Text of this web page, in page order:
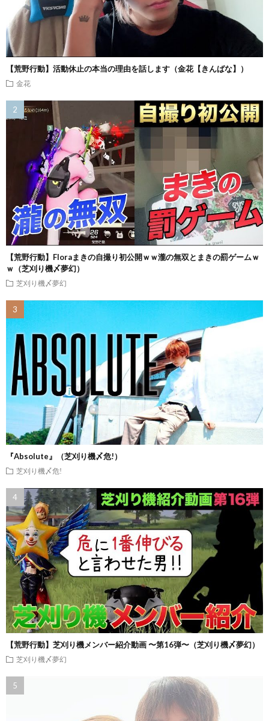
【荒野行動】活動休止の本当の理由を話します（金花【きんばな】）
金花
【荒野行動】Floraまきの自撮り初公開ｗｗ瀧の無双とまきの罰ゲームｗ
ｗ（芝刈り機〆夢幻）
芝刈り機〆夢幻
『Absolute』（芝刈り機〆危!）
芝刈り機〆危!
【荒野行動】芝刈り機メンバー紹介動画 〜第16弾〜（芝刈り機〆夢幻）
芝刈り機〆夢幻